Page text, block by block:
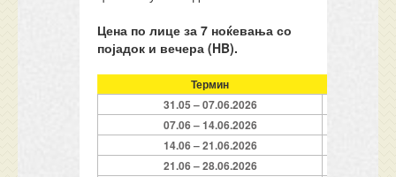
Цена по лице за 7 ноќевања со
појадок и вечера (HB).
Термин
31.05 – 07.06.2026
07.06 – 14.06.2026
14.06 – 21.06.2026
21.06 – 28.06.2026